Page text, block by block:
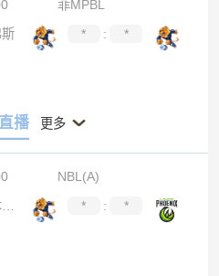
菲MPBL
* :
*
播 更多
NBL(A)
东南墨尔本凤凰
* :
*